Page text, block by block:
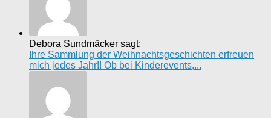
Debora Sundmäcker sagt:
Ihre Sammlung der Weihnachtsgeschichten erfreuen
mich jedes Jahr!! Ob bei Kinderevents,...